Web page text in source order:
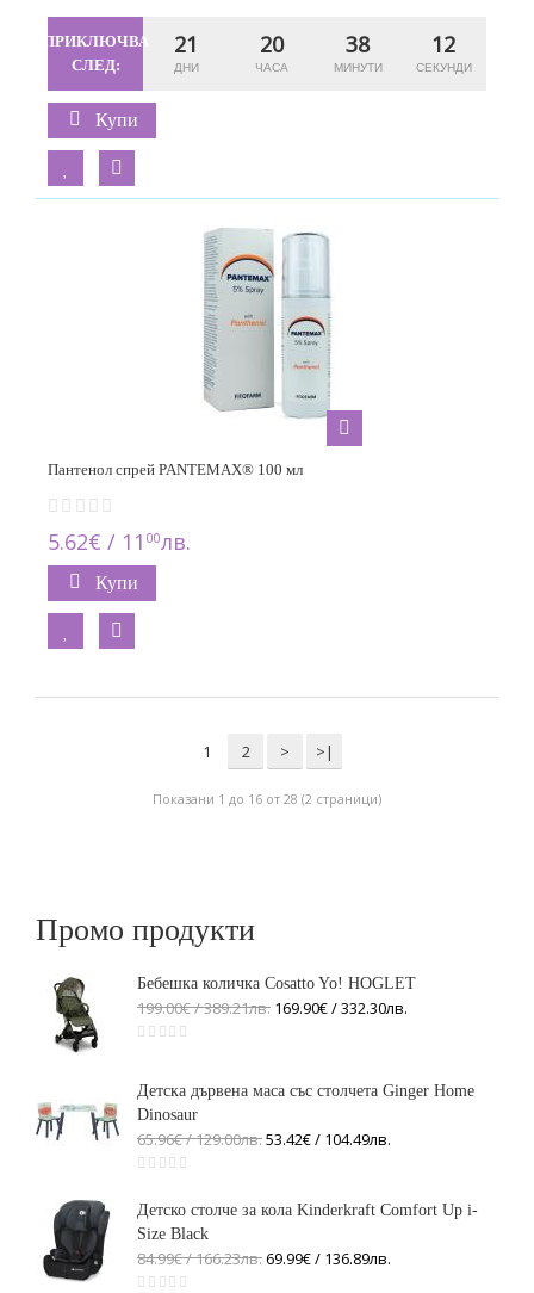
ПРИКЛЮЧВА
СЛЕД:
21 20 38 11
Купи
Пантенол спрей PANTEMAX® 100 мл
5.62€ / 11 00лв.
Купи
1 2 > >|
Показани 1 до 16 от 28 (2 страници)
Промо продукти
Бебешка количка Cosatto Yo! HOGLET
199.00€ / 389.21лв. 169.90€ / 332.30лв.
Детска дървена маса със столчета Ginger Home
Dinosaur
65.96€ / 129.00лв.53.42€ / 104.49лв.
Детско столче за кола Kinderkraft Comfort Up i-
Size Black
84.99€ / 166.23лв.69.99€ / 136.89лв.